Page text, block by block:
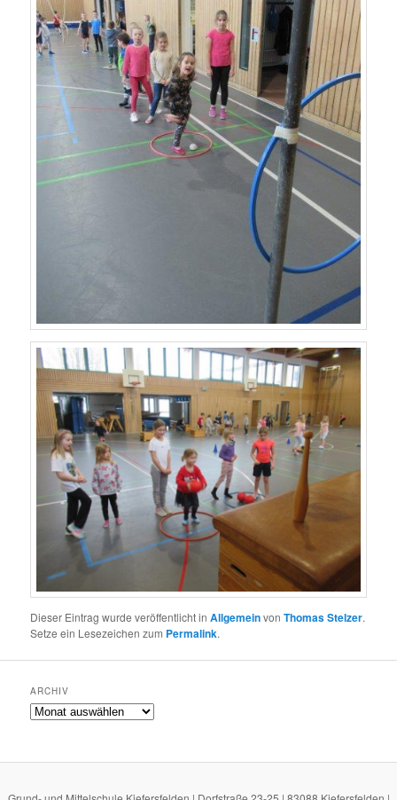
Dieser Eintrag wurde veröffentlicht inAllgemeinvonThomas Stelzer.
Setze ein Lesezeichen zum Permalink.
ARCHIV
Archiv